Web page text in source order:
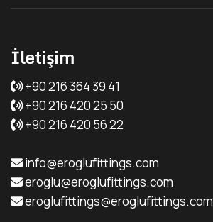
İletişim
+90 216 364 39 41
+90 216 420 25 50
+90 216 420 56 22
info@eroglufittings.com
eroglu@eroglufittings.com
eroglufittings@eroglufittings.com